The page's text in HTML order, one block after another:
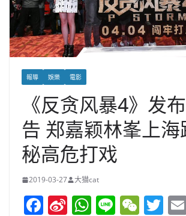
報導 娛樂 電影
《反贪风暴4》发
告 郑嘉颖林峯上
秘高危打戏
2019-03-27 大猫cat
F Si W Li W T